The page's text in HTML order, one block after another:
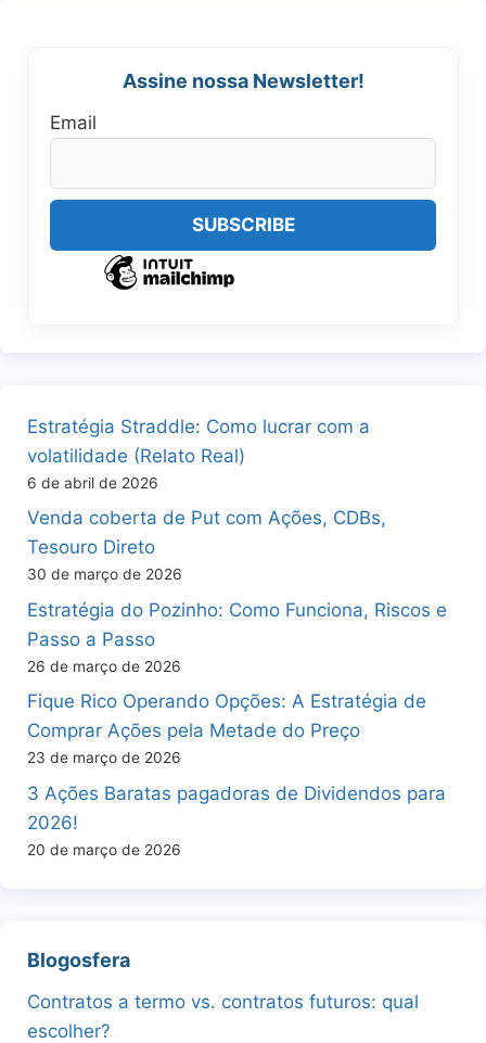
Assine nossa Newsletter!
Email
Estratégia Straddle: Como lucrar com a
volatilidade (Relato Real)
6 de abril de 2026
Venda coberta de Put com Ações, CDBs,
Tesouro Direto
30 de março de 2026
Estratégia do Pozinho: Como Funciona, Riscos e
Passo a Passo
26 de março de 2026
Fique Rico Operando Opções: A Estratégia de
Comprar Ações pela Metade do Preço
23 de março de 2026
3 Ações Baratas pagadoras de Dividendos para
2026!
20 de março de 2026
Blogosfera
Contratos a termo vs. contratos futuros: qual
escolher?